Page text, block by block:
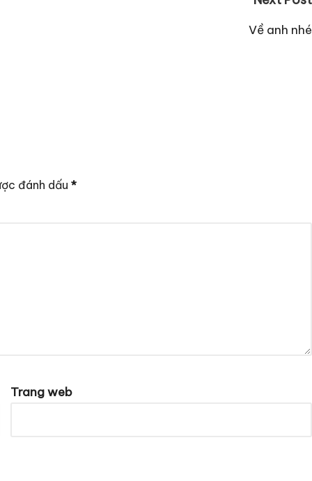
Về anh nhé
đánh dấu *
Trang web